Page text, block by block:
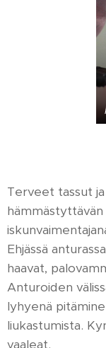
Terveet tassut
Ehjässä
haavat,
Anturoiden
lyhyenä
liukastumista.
vaaleat.